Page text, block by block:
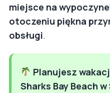
miejsce na
otoczeniu piękna
obsługi.
Planujesz
Sharks Bay Beach